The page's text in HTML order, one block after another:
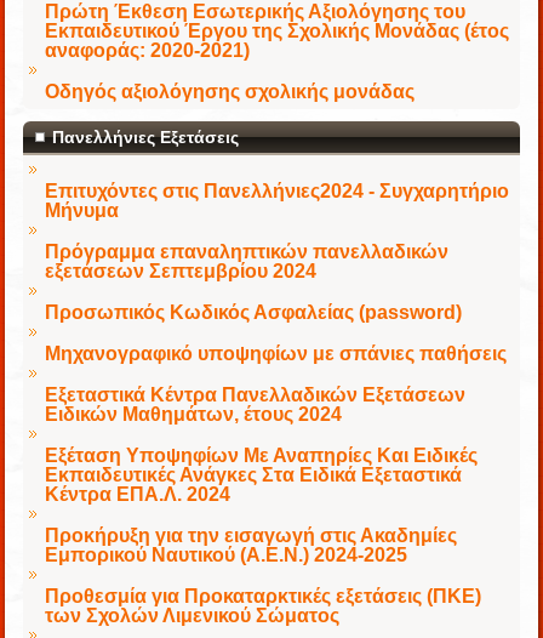
Πρώτη Έκθεση Εσωτερικής Αξιολόγησης του
Εκπαιδευτικού Έργου της Σχολικής Μονάδας (έτος
αναφοράς: 2020-2021)
Οδηγός αξιολόγησης σχολικής μονάδας
Πανελλήνιες Εξετάσεις
Επιτυχόντες στις Πανελλήνιες2024 - Συγχαρητήριο
Μήνυμα
Πρόγραμμα επαναληπτικών πανελλαδικών
εξετάσεων Σεπτεμβρίου 2024
Προσωπικός Κωδικός Ασφαλείας (password)
Μηχανογραφικό υποψηφίων με σπάνιες παθήσεις
Εξεταστικά Κέντρα Πανελλαδικών Εξετάσεων
Ειδικών Μαθημάτων, έτους 2024
Εξέταση Υποψηφίων Με Αναπηρίες Και Ειδικές
Εκπαιδευτικές Ανάγκες Στα Ειδικά Εξεταστικά
Κέντρα ΕΠΑ.Λ. 2024
Προκήρυξη για την εισαγωγή στις Ακαδημίες
Εμπορικού Ναυτικού (Α.Ε.Ν.) 2024-2025
Προθεσμία για Προκαταρκτικές εξετάσεις (ΠΚΕ)
των Σχολών Λιμενικού Σώματος